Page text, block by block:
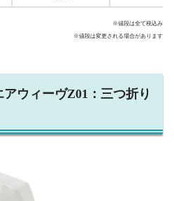
※値段は全て税込み
※値段は変更される場合があります
ウィーヴZ01：三つ折り